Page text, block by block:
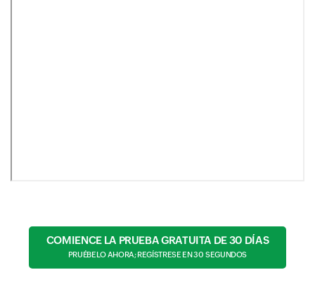
COMIENCE LA PRUEBA GRATUITA DE 30 DÍAS
PRUÉBELO AHORA; REGÍSTRESE EN 30 SEGUNDOS